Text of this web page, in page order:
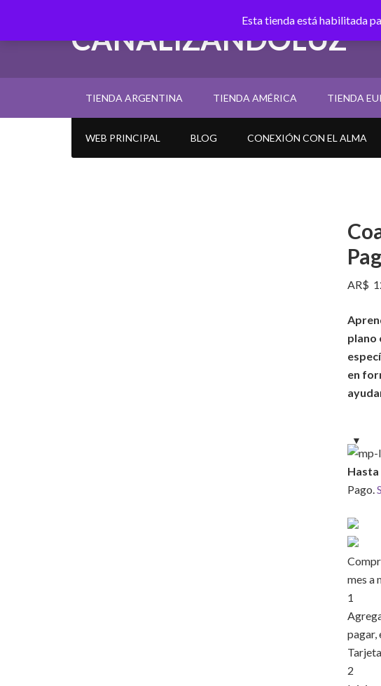
Esta tienda está habilitada
CANALIZANDOLUZ
TIENDA ARGENTINA TIENDA AMÉRICA TIENDA
WEB PRINCIPAL BLOG CONEXIÓN CON EL ALMA
AR$
plano
en
Pago.
mes a
1
pagar,
2